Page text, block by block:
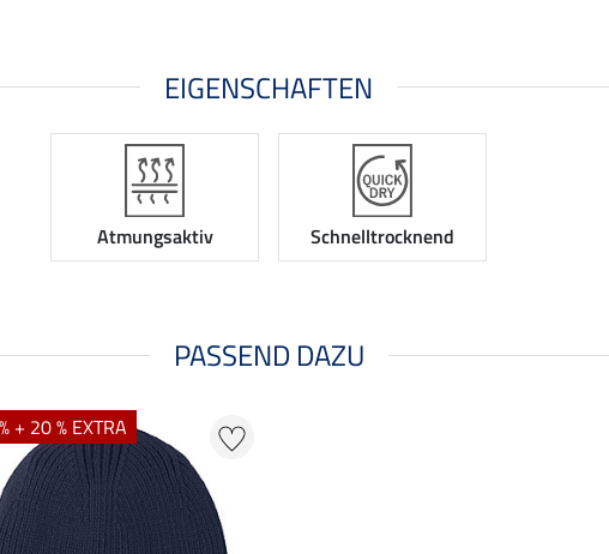
EIGENSCHAFTEN
Atmungsaktiv Schnelltrocknend
PASSEND DAZU
+ 20 % EXTRA